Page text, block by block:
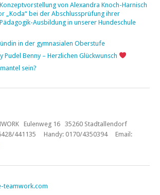
von Alexandra Knoch-Harnisch
„Koda“ bei der Abschlussprüfung ihrer
Ausbildung in unserer Hundeschule
in der gymnasialen Oberstufe
Pudel Benny – Herzlichen Glückwunsch
sein?
Eulenweg 16 35260 Stadtallendorf
441135 Handy: 0170/4350394 Email:
teamwork.com